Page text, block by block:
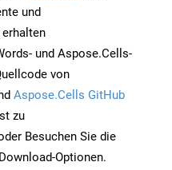
und
und Aspose.Cells-
von
Aspose.Cells GitHub
zu
Besuchen Sie die
Optionen.